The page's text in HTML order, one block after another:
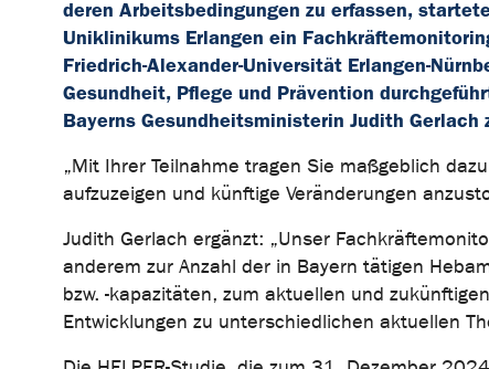
deren Arbeitsbedingungen zu erfassen,
Uniklinikums Erlangen ein
Friedrich-Alexander-Universität Erlangen-
Gesundheit, Pflege und Prävention
Bayerns Gesundheitsministerin Judith
„Mit Ihrer Teilnahme tragen Sie maßgeblich
aufzuzeigen und künftige Veränderungen
Judith Gerlach ergänzt: „Unser
anderem zur Anzahl der in Bayern tätigen
bzw. -kapazitäten, zum aktuellen und
Entwicklungen zu unterschiedlichen aktuellen